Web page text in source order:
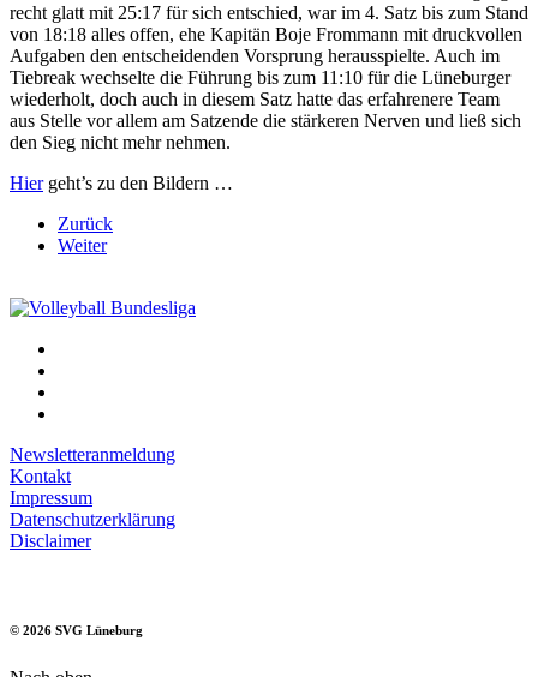
recht glatt mit 25:17 für sich entschied, war im 4. Satz bis zum Stand
von 18:18 alles offen, ehe Kapitän Boje Frommann mit druckvollen
Aufgaben den entscheidenden Vorsprung herausspielte. Auch im
Tiebreak wechselte die Führung bis zum 11:10 für die Lüneburger
wiederholt, doch auch in diesem Satz hatte das erfahrenere Team
aus Stelle vor allem am Satzende die stärkeren Nerven und ließ sich
den Sieg nicht mehr nehmen.
Hiergeht’s zu den Bildern …
Zurück
Weiter
Newsletteranmeldung
Kontakt
Impressum
Datenschutzerklärung
Disclaimer
© 2026 SVG Lüneburg